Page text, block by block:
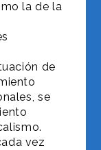
la de la
de
se
vez